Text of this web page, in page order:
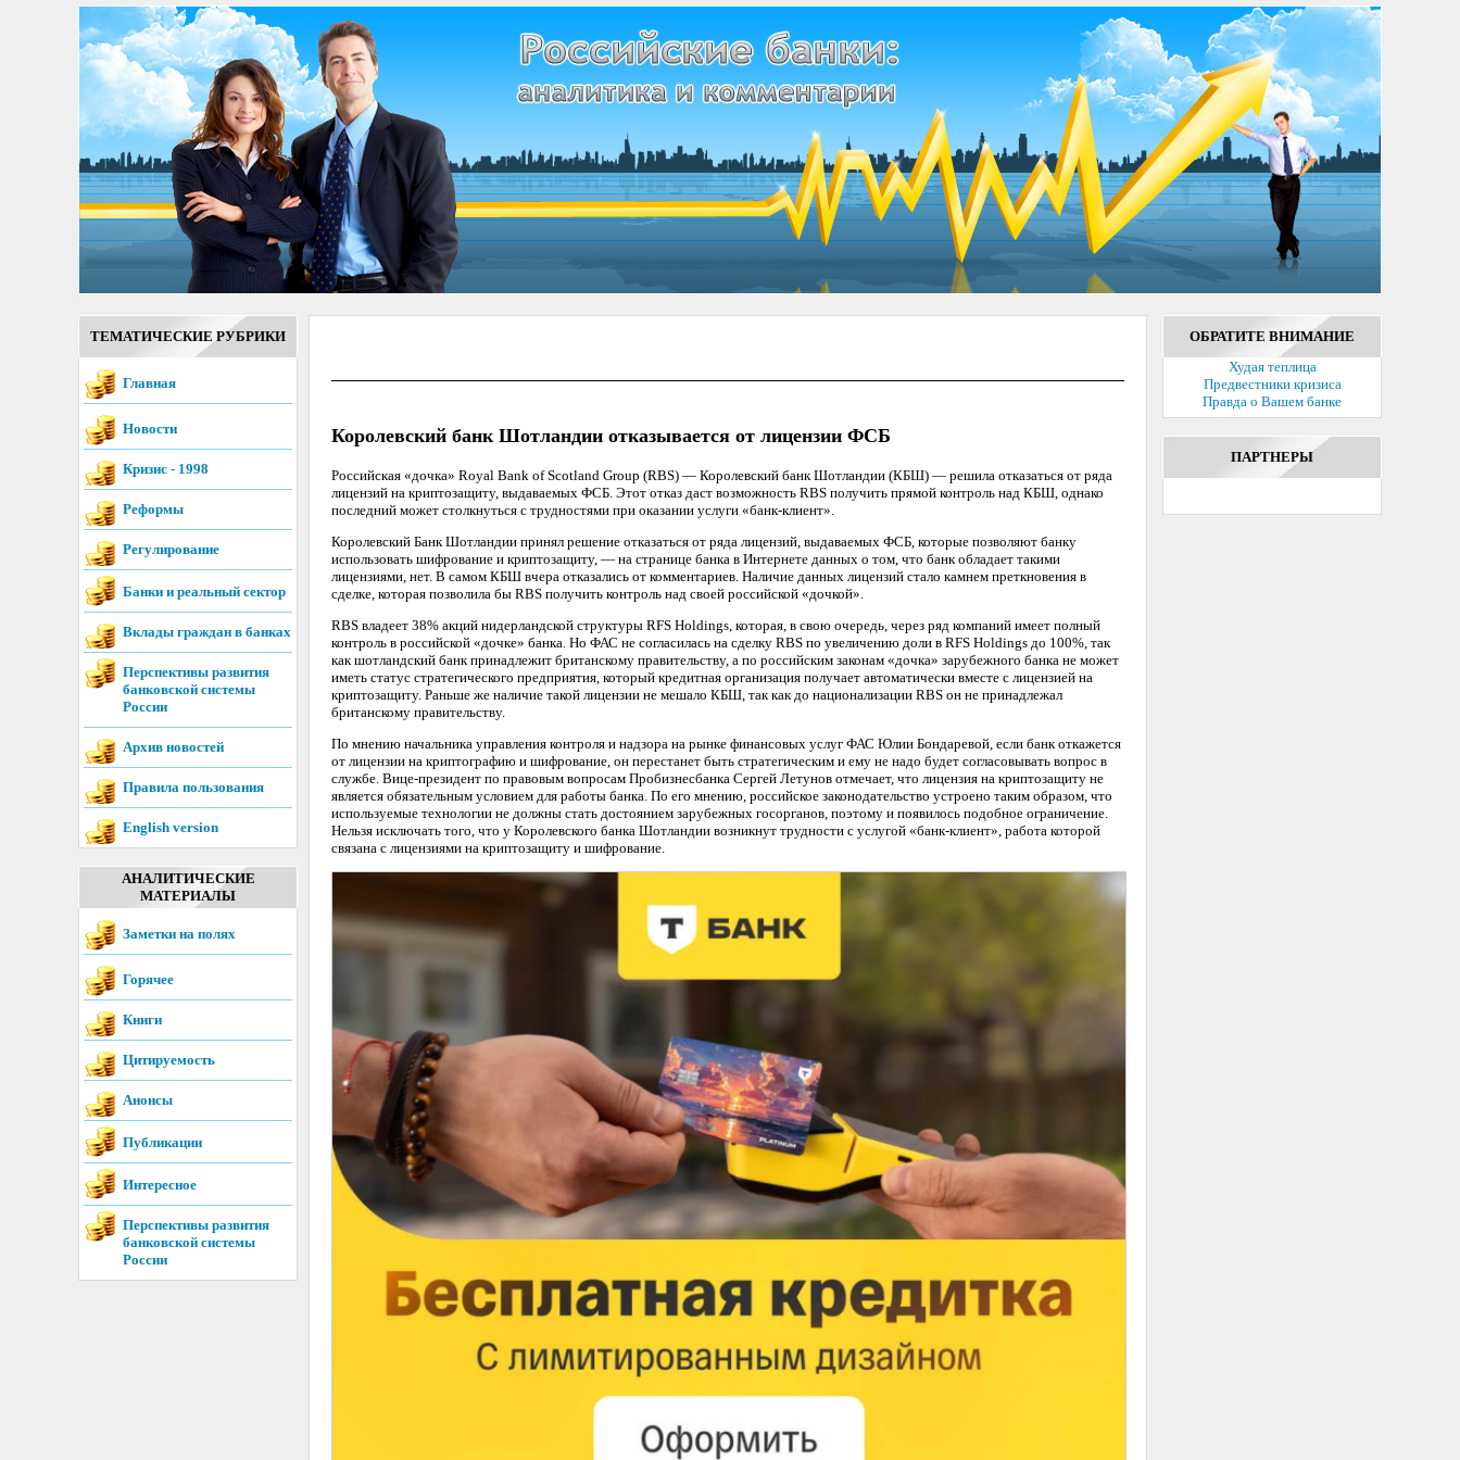
ТЕМАТИЧЕСКИЕ РУБРИКИ
Главная
Новости
Кризис - 1998
Реформы
Регулирование
Банки и реальный сектор
Вклады граждан в банках
Перспективы развития
банковской системы
России
Архив новостей
Правила пользования
English version
АНАЛИТИЧЕСКИЕ
МАТЕРИАЛЫ
Заметки на полях
Горячее
Книги
Цитируемость
Анонсы
Публикации
Интересное
Перспективы развития
банковской системы
России
Королевский банк Шотландии отказывается от лицензии ФСБ
Российская «дочка» Royal Bank of Scotland Group (RBS) — Королевский банк Шотландии (КБШ) — решила отказаться от ряда
лицензий на криптозащиту, выдаваемых ФСБ. Этот отказ даст возможность RBS получить прямой контроль над КБШ, однако
последний может столкнуться с трудностями при оказании услуги «банк-клиент».
Королевский Банк Шотландии принял решение отказаться от ряда лицензий, выдаваемых ФСБ, которые позволяют банку
использовать шифрование и криптозащиту, — на странице банка в Интернете данных о том, что банк обладает такими
лицензиями, нет. В самом КБШ вчера отказались от комментариев. Наличие данных лицензий стало камнем преткновения в
сделке, которая позволила бы RBS получить контроль над своей российской «дочкой».
RBS владеет 38% акций нидерландской структуры RFS Holdings, которая, в свою очередь, через ряд компаний имеет полный
контроль в российской «дочке» банка. Но ФАС не согласилась на сделку RBS по увеличению доли в RFS Holdings до 100%, так
как шотландский банк принадлежит британскому правительству, а по российским законам «дочка» зарубежного банка не может
иметь статус стратегического предприятия, который кредитная организация получает автоматически вместе с лицензией на
криптозащиту. Раньше же наличие такой лицензии не мешало КБШ, так как до национализации RBS он не принадлежал
британскому правительству.
По мнению начальника управления контроля и надзора на рынке финансовых услуг ФАС Юлии Бондаревой, если банк откажется
от лицензии на криптографию и шифрование, он перестанет быть стратегическим и ему не надо будет согласовывать вопрос в
службе. Вице-президент по правовым вопросам Пробизнесбанка Сергей Летунов отмечает, что лицензия на криптозащиту не
является обязательным условием для работы банка. По его мнению, российское законодательство устроено таким образом, что
используемые технологии не должны стать достоянием зарубежных госорганов, поэтому и появилось подобное ограничение.
Нельзя исключать того, что у Королевского банка Шотландии возникнут трудности с услугой «банк-клиент», работа которой
связана с лицензиями на криптозащиту и шифрование.
ОБРАТИТЕ ВНИМАНИЕ
Худая теплица
Предвестники кризиса
Правда о Вашем банке
ПАРТНЕРЫ